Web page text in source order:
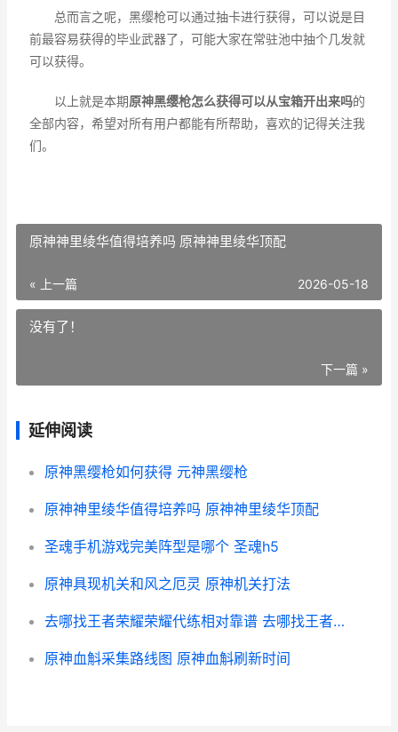
总而言之呢，黑缨枪可以通过抽卡进行获得，可以说是目
前最容易获得的毕业武器了，可能大家在常驻池中抽个几发就
可以获得。
以上就是本期原神黑缨枪怎么获得可以从宝箱开出来吗的
全部内容，希望对所有用户都能有所帮助，喜欢的记得关注我
们。
原神神里绫华值得培养吗 原神神里绫华顶配
« 上一篇 2026-05-18
没有了！
下一篇 »
延伸阅读
原神黑缨枪如何获得 元神黑缨枪
原神神里绫华值得培养吗 原神神里绫华顶配
圣魂手机游戏完美阵型是哪个 圣魂h5
原神具现机关和风之厄灵 原神机关打法
去哪找王者荣耀荣耀代练相对靠谱 去哪找王者荣耀代练
原神血斛采集路线图 原神血斛刷新时间